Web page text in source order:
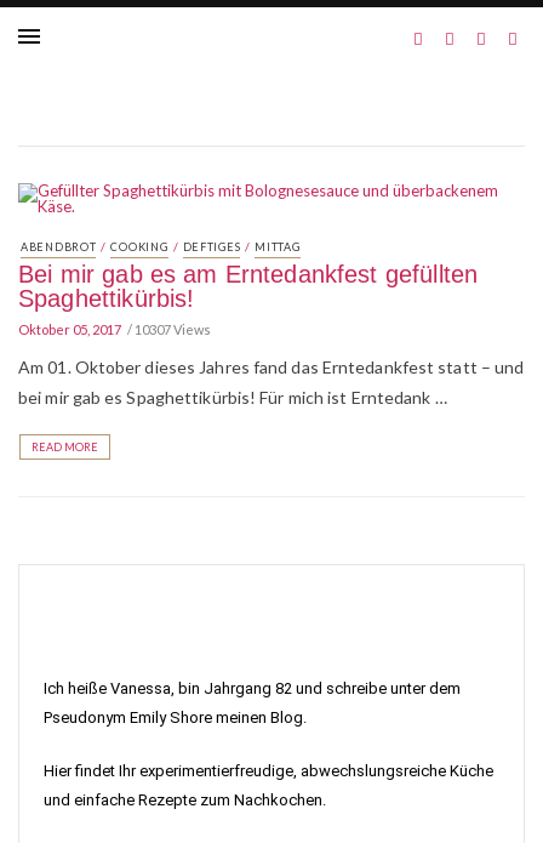
ABENDBROT / COOKING / DEFTIGES / MITTAG
Bei mir gab es am Erntedankfest gefüllten
Spaghettikürbis!
Oktober 05, 2017 10307 Views
Am 01. Oktober dieses Jahres fand das Erntedankfest statt – und
bei mir gab es Spaghettikürbis! Für mich ist Erntedank …
READ MORE
Ich heiße Vanessa, bin Jahrgang 82 und schreibe unter dem
Pseudonym Emily Shore meinen Blog.
Hier findet Ihr experimentierfreudige, abwechslungsreiche Küche
und einfache Rezepte zum Nachkochen.